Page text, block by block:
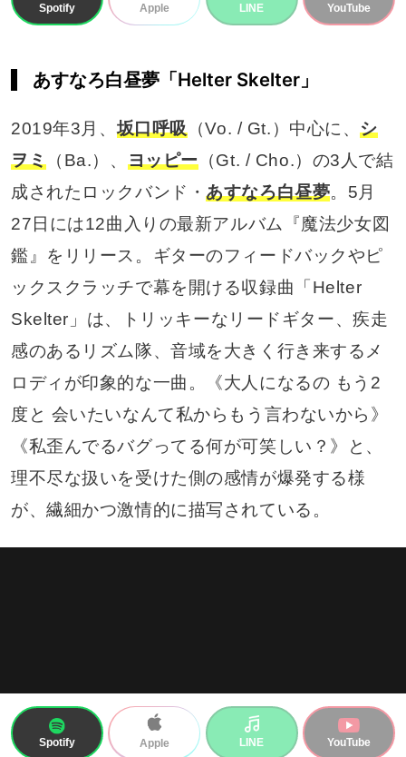
Spotify Apple LINE YouTube
あすなろ白昼夢「Helter Skelter」
2019年3月、坂口呼吸（Vo. / Gt.）中心に、シ
ヲミ （Ba.）、 ヨッピー（Gt. / Cho.）の3人で結
成されたロックバンド・あすなろ白昼夢。5月
27日には12曲入りの最新アルバム『魔法少女図
鑑』をリリース。ギターのフィードバックやピ
ックスクラッチで幕を開ける収録曲「Helter
Skelter」は、トリッキーなリードギター、疾走
感のあるリズム隊、音域を大きく行き来するメ
ロディが印象的な一曲。《大人になるの もう2
度と 会いたいなんて私からもう言わないから》
《私歪んでるバグってる何が可笑しい？》と、
理不尽な扱いを受けた側の感情が爆発する様
が、繊細かつ激情的に描写されている。
Spotify Apple LINE YouTube